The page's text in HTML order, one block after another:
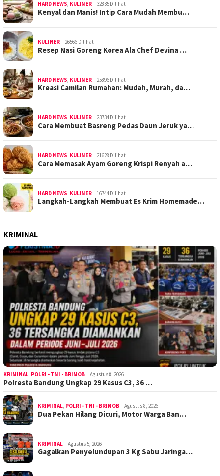
HARD NEWS, KULINER 32835 Dilihat
Kenyal dan Manis! Intip Cara Mudah Membu…
KULINER 26566 Dilihat
Resep Nasi Goreng Korea Ala Chef Devina …
HARD NEWS, KULINER 25896 Dilihat
Kreasi Camilan Rumahan: Mudah, Murah, da…
HARD NEWS, KULINER 23734 Dilihat
Cara Membuat Basreng Pedas Daun Jeruk ya…
HARD NEWS, KULINER 21628 Dilihat
Cara Memasak Ayam Goreng Krispi Renyah a…
HARD NEWS, KULINER 16744 Dilihat
Langkah-Langkah Membuat Es Krim Homemade…
KRIMINAL
KRIMINAL, POLRI - TNI - BRIMOB Agustus 8, 2026
Polresta Bandung Ungkap 29 Kasus C3, 36 …
KRIMINAL, POLRI - TNI - BRIMOB Agustus 8, 2026
Dua Pekan Hilang Dicuri, Motor Warga Ban…
KRIMINAL Agustus 5, 2026
Gagalkan Penyelundupan 3 Kg Sabu Jaringa…